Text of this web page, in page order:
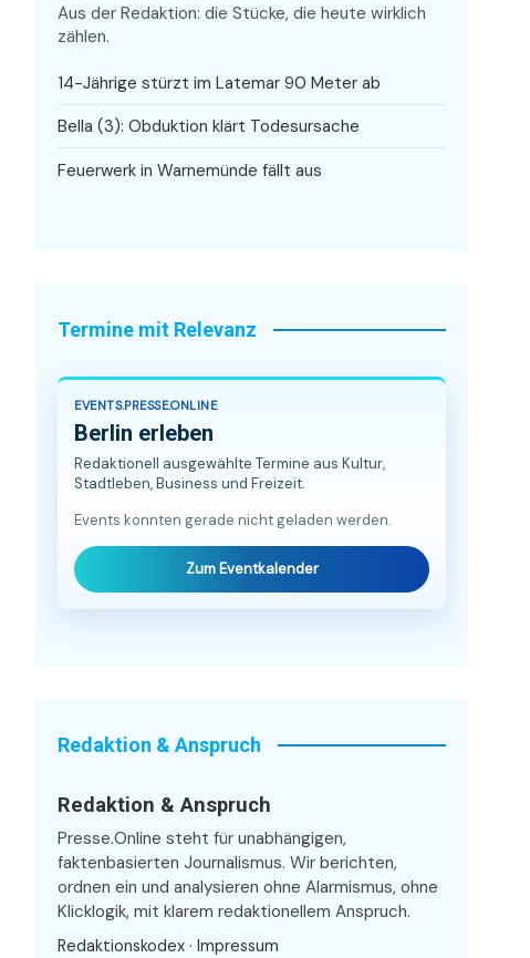
Aus der Redaktion: die Stücke, die heute wirklich
zählen.
14-Jährige stürzt im Latemar 90 Meter ab
Bella (3): Obduktion klärt Todesursache
Feuerwerk in Warnemünde fällt aus
Termine mit Relevanz
EVENTS.PRESSE.ONLINE
Berlin erleben
Redaktionell ausgewählte Termine aus Kultur,
Stadtleben, Business und Freizeit.
Events konnten gerade nicht geladen werden.
Zum Eventkalender
Redaktion & Anspruch
Redaktion & Anspruch
Presse.Online steht für unabhängigen,
faktenbasierten Journalismus. Wir berichten,
ordnen ein und analysieren ohne Alarmismus, ohne
Klicklogik, mit klarem redaktionellem Anspruch.
Redaktionskodex · Impressum